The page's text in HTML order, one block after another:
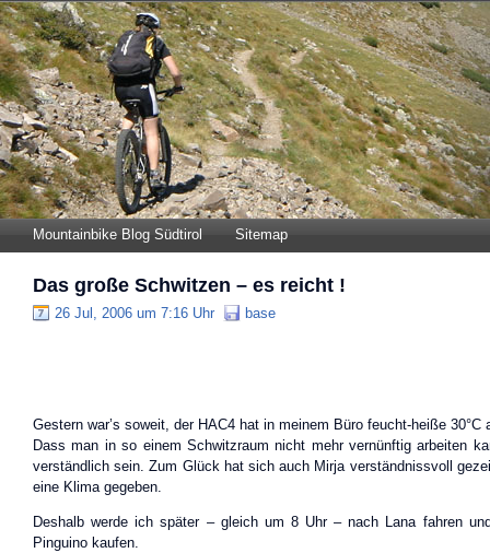
Mountainbike Blog Südtirol Sitemap
Das große Schwitzen – es reicht !
26 Jul, 2006 um 7:16 Uhr base
Gestern war’s soweit, der HAC4 hat in meinem Büro feucht-heiße 30°C
Dass man in so einem Schwitzraum nicht mehr vernünftig arbeiten
verständlich sein. Zum Glück hat sich auch Mirja verständnissvoll
eine Klima gegeben.
Deshalb werde ich später – gleich um 8 Uhr – nach Lana fahren
Pinguino kaufen.